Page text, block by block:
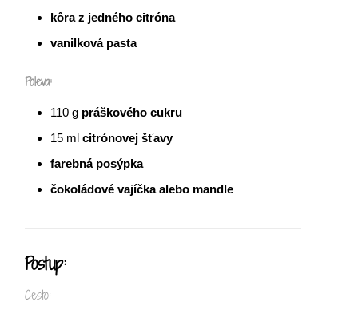
kôra z jedného citróna
vanilková pasta
Poleva:
110 g práškového cukru
15 ml citrónovej šťavy
farebná posýpka
čokoládové vajíčka alebo mandle
Postup:
Cesto: